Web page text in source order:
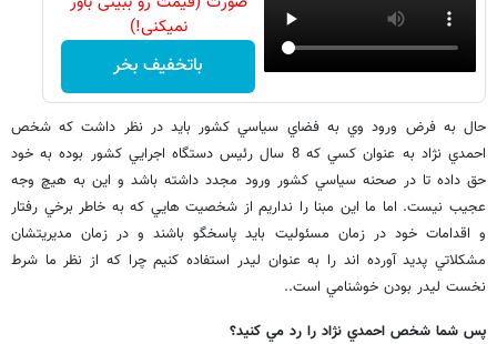
نمیکنی!)
باتخفیف بخر
حال به فرض ورود وي به فضاي سياسي کشور بايد در نظر داشت که شخص
احمدي نژاد به عنوان کسي که 8 سال رئيس دستگاه اجرايي کشور بوده به خود
حق داده تا در صحنه سياسي کشور ورود مجدد داشته باشد و اين به هيچ وجه
عجيب نيست. اما ما اين مبنا را نداريم از شخصيت هايي که به خاطر برخي رفتار
و اقدامات خود در زمان مسئوليت بايد پاسخگو باشند و در زمان مديريتشان
مشکلاتي پديد آورده اند را به عنوان ليدر استفاده کنيم چرا که از نظر ما شرط
نخست ليدر بودن خوشنامي است..
پس شما شخص احمدي نژاد را رد مي کنيد؟